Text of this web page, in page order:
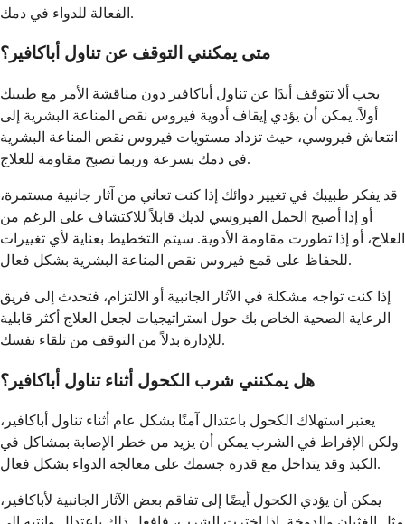
الفعالة للدواء في دمك.
متى يمكنني التوقف عن تناول أباكافير؟
يجب ألا تتوقف أبدًا عن تناول أباكافير دون مناقشة الأمر مع طبيبك
أولاً. يمكن أن يؤدي إيقاف أدوية فيروس نقص المناعة البشرية إلى
انتعاش فيروسي، حيث تزداد مستويات فيروس نقص المناعة البشرية
في دمك بسرعة وربما تصبح مقاومة للعلاج.
قد يفكر طبيبك في تغيير دوائك إذا كنت تعاني من آثار جانبية مستمرة،
أو إذا أصبح الحمل الفيروسي لديك قابلاً للاكتشاف على الرغم من
العلاج، أو إذا تطورت مقاومة الأدوية. سيتم التخطيط بعناية لأي تغييرات
للحفاظ على قمع فيروس نقص المناعة البشرية بشكل فعال.
إذا كنت تواجه مشكلة في الآثار الجانبية أو الالتزام، فتحدث إلى فريق
الرعاية الصحية الخاص بك حول استراتيجيات لجعل العلاج أكثر قابلية
للإدارة بدلاً من التوقف من تلقاء نفسك.
هل يمكنني شرب الكحول أثناء تناول أباكافير؟
يعتبر استهلاك الكحول باعتدال آمنًا بشكل عام أثناء تناول أباكافير،
ولكن الإفراط في الشرب يمكن أن يزيد من خطر الإصابة بمشاكل في
الكبد وقد يتداخل مع قدرة جسمك على معالجة الدواء بشكل فعال.
يمكن أن يؤدي الكحول أيضًا إلى تفاقم بعض الآثار الجانبية لأباكافير،